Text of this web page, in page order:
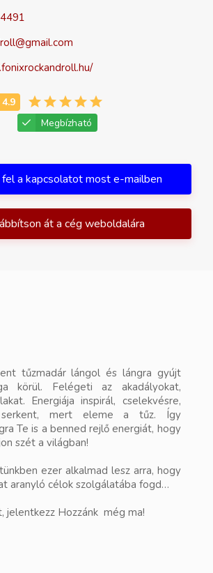
Megbízható
a kapcsolatot most e-mailben
át a cég weboldalára
tűzmadár lángol és lángra gyújt
körül. Felégeti az akadályokat,
Energiája inspirál, cselekvésre,
serkent, mert eleme a tűz. Így
Te is a benned rejlő energiát, hogy
szét a világban!
ezer alkalmad lesz arra, hogy
aranyló célok szolgálatába fogd…
jelentkezz Hozzánk még ma!